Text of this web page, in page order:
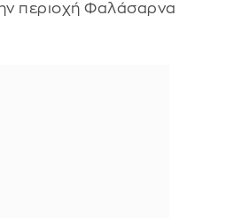
περιοχή Φαλάσαρνα